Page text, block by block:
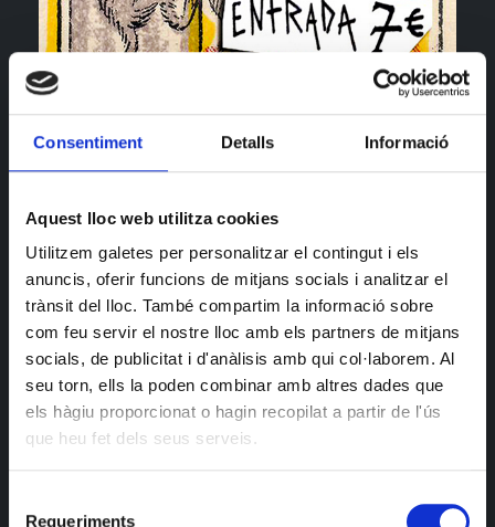
Consentiment Detalls Informació
Aquest lloc web utilitza cookies
Utilitzem galetes per personalitzar el contingut i els
anuncis, oferir funcions de mitjans socials i analitzar el
trànsit del lloc. També compartim la informació sobre
com feu servir el nostre lloc amb els partners de mitjans
socials, de publicitat i d'anàlisis amb qui col·laborem. Al
seu torn, ells la poden combinar amb altres dades que
els hàgiu proporcionat o hagin recopilat a partir de l'ús
que heu fet dels seus serveis.
Requeriments
Es diuenSmegma, estan al límit de la majoria d’edat, i
a l’escenari. A les seves xarxes hi diu “Grup de punk
high energy de la Motor City. Cinc adolescents
afectats per la contaminació de la Solvay i per la
música punk i garage dels 60, 70 i 80”.
Bedsiderssomien amb ser la futura banda de la
Ruleta de la Suerte. Fan Rock alternatiu i sí, també
freguen la majoria d'edat.